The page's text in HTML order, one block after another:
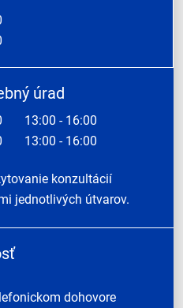
úrad
13:00 - 16:00
13:00 - 16:00
konzultácií
jednotlivých útvarov.
dohovore